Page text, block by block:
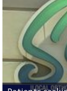
USDA